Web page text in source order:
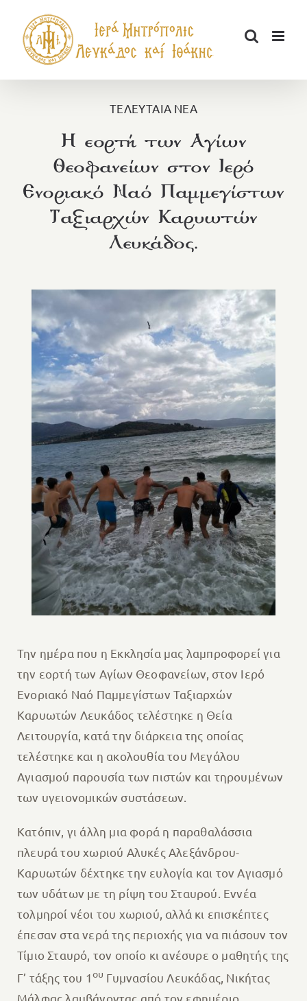
περιεχόμενο
ΤΕΛΕΥΤΑΙΑ ΝΕΑ
Η εορτή των Αγίων
Θεοφανείων στον Ιερό
Ενοριακό Ναό Παμμεγίστων
Ταξιαρχών Καρυωτών
Λευκάδος.
Την ημέρα που η Εκκλησία μας λαμπροφορεί για
την εορτή των Αγίων Θεοφανείων, στον Ιερό
Ενοριακό Ναό Παμμεγίστων Ταξιαρχών
Καρυωτών Λευκάδος τελέστηκε η Θεία
Λειτουργία, κατά την διάρκεια της οποίας
τελέστηκε και η ακολουθία του Μεγάλου
Αγιασμού παρουσία των πιστών και τηρουμένων
των υγειονομικών συστάσεων.
Κατόπιν, γι άλλη μια φορά η παραθαλάσσια
πλευρά του χωριού Αλυκές Αλεξάνδρου-
Καρυωτών δέχτηκε την ευλογία και τον Αγιασμό
των υδάτων με τη ρίψη του Σταυρού. Εννέα
τολμηροί νέοι του χωριού, αλλά κι επισκέπτες
έπεσαν στα νερά της περιοχής για να πιάσουν τον
Τίμιο Σταυρό, τον οποίο κι ανέσυρε ο μαθητής της
Γ’ τάξης του 1ου Γυμνασίου Λευκάδας, Νικήτας
Μάλφας λαμβάνοντας από τον εφημέριο